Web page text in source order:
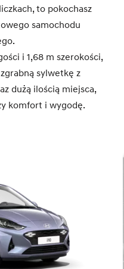
to pokochasz
samochodu
i 1,68 m szerokości,
sylwetkę z
dużą ilością miejsca,
komfort i wygodę.